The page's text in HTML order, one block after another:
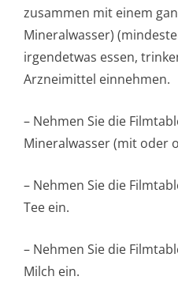
zusammen mit einem
Mineralwasser)
irgendetwas essen,
Arzneimittel einnehmen.
– Nehmen Sie die
Mineralwasser (mit oder
– Nehmen Sie die
Tee ein.
– Nehmen Sie die
Milch ein.